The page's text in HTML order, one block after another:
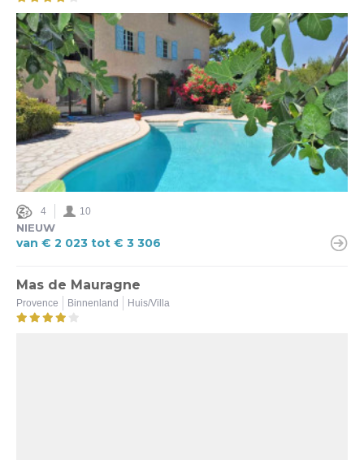
4 10
NIEUW
van € 2 023 tot € 3 306
Mas de Mauragne
Provence Binnenland Huis/Villa